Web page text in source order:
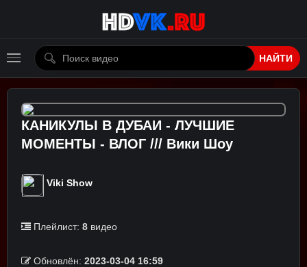
НАЙТИ
КАНИКУЛЫ В ДУБАИ - ЛУЧШИЕ
МОМЕНТЫ - ВЛОГ /// Вики Шоу
Viki Show
Плейлист: 8 видео
Обновлён: 2023-03-04 16:59